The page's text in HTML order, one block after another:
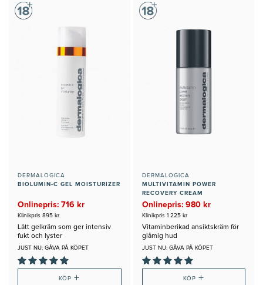
DERMALOGICA
BIOLUMIN-C GEL MOISTURIZER
Onlinepris: 716 kr
Klinikpris 895 kr
Lätt gelkräm som ger intensiv
fukt och lyster
JUST NU: GÅVA PÅ KÖPET
KÖP+
DERMALOGICA
MULTIVITAMIN POWER
RECOVERY CREAM
Onlinepris: 980 kr
Klinikpris 1 225 kr
Vitaminberikad ansiktskräm för
glåmig hud
JUST NU: GÅVA PÅ KÖPET
KÖP +